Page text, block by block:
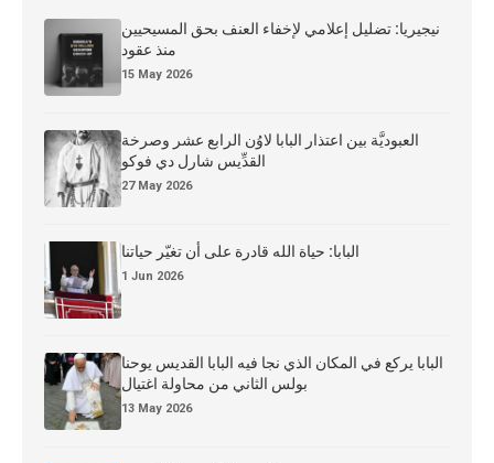
نيجيريا: تضليل إعلامي لإخفاء العنف بحق المسيحيين
منذ عقود
15 May 2026
العبوديَّة بين اعتذار البابا لاوُن الرابع عشر وصرخة
القدِّيس شارل دي فوكو
27 May 2026
البابا: حياة الله قادرة على أن تغيّر حياتنا
1 Jun 2026
البابا يركع في المكان الذي نجا فيه البابا القديس يوحنا
بولس الثاني من محاولة اغتيال
13 May 2026